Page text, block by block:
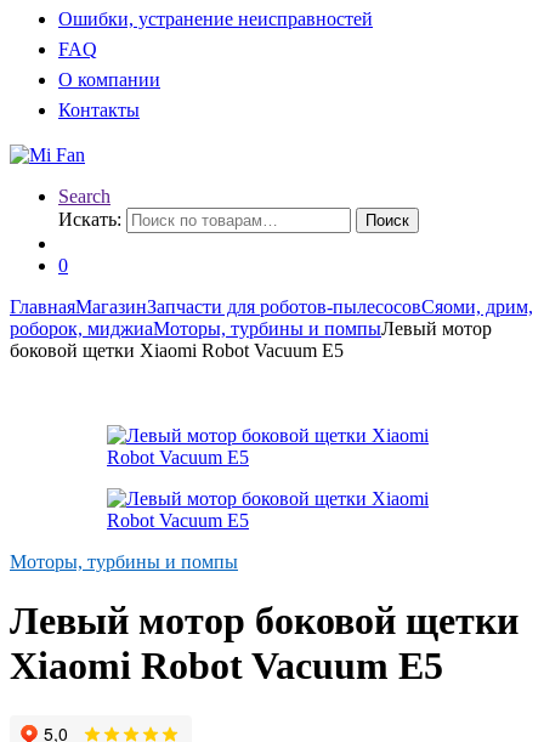
Ошибки, устранение неисправностей
FAQ
О компании
Контакты
Search
Искать:
Поиск
0
ГлавнаяМагазинЗапчасти для роботов-пылесосовСяоми, дрим,
роборок, миджиаМоторы, турбины и помпыЛевый мотор
боковой щетки Xiaomi Robot Vacuum E5
Моторы, турбины и помпы
Левый мотор боковой щетки
Xiaomi Robot Vacuum E5